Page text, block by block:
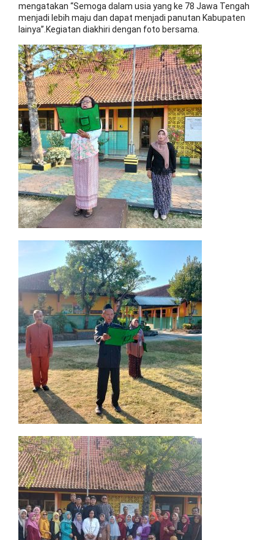
mengatakan “Semoga dalam usia yang ke 78 Jawa Tengah
menjadi lebih maju dan dapat menjadi panutan Kabupaten
lainya”.Kegiatan diakhiri dengan foto bersama.